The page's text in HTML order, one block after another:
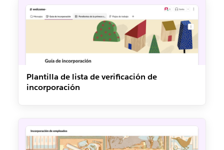
Plantilla de lista de verificación de
incorporación